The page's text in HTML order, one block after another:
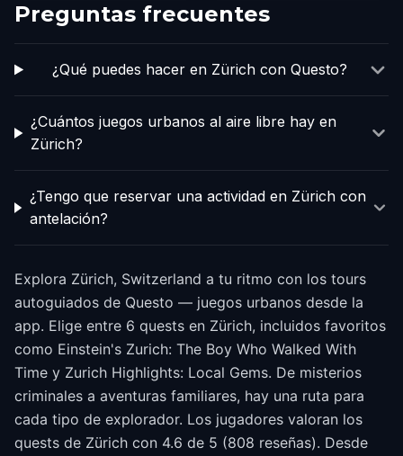
Preguntas frecuentes
¿Qué puedes hacer en Zürich con Questo?
¿Cuántos juegos urbanos al aire libre hay en
Zürich?
¿Tengo que reservar una actividad en Zürich con
antelación?
Explora Zürich, Switzerland a tu ritmo con los tours
autoguiados de Questo — juegos urbanos desde la
app. Elige entre 6 quests en Zürich, incluidos favoritos
como Einstein's Zurich: The Boy Who Walked With
Time y Zurich Highlights: Local Gems. De misterios
criminales a aventuras familiares, hay una ruta para
cada tipo de explorador. Los jugadores valoran los
quests de Zürich con 4.6 de 5 (808 reseñas). Desde